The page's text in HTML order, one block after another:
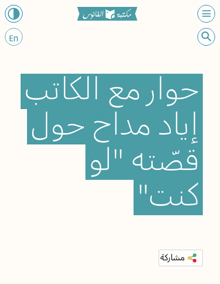
En
حوار مع الكاتب
إياد مداح حول
قصّته "لو
كنت"
مشاركة